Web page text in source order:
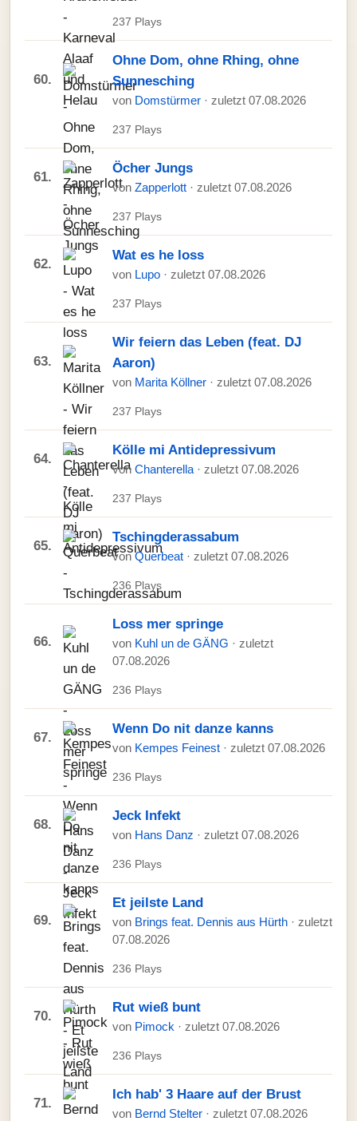
237 Plays
60.
Ohne Dom, ohne Rhing, ohne
Sunnesching
von Domstürmer · zuletzt 07.08.2026
237 Plays
61.
Öcher Jungs
von Zapperlott · zuletzt 07.08.2026
237 Plays
62.
Wat es he loss
von Lupo · zuletzt 07.08.2026
237 Plays
63.
Wir feiern das Leben (feat. DJ
Aaron)
von Marita Köllner · zuletzt 07.08.2026
237 Plays
64.
Kölle mi Antidepressivum
von Chanterella · zuletzt 07.08.2026
237 Plays
65.
Tschingderassabum
vonQuerbeat · zuletzt 07.08.2026
236 Plays
66.
Loss mer springe
von Kuhl un de GÄNG · zuletzt
07.08.2026
236 Plays
67.
Wenn Do nit danze kanns
von Kempes Feinest · zuletzt 07.08.2026
236 Plays
68.
Jeck Infekt
von Hans Danz · zuletzt 07.08.2026
236 Plays
69.
Et jeilste Land
von Brings feat. Dennis aus Hürth · zuletzt
07.08.2026
236 Plays
70.
Rut wieß bunt
von Pimock · zuletzt 07.08.2026
236 Plays
71.
Ich hab' 3 Haare auf der Brust
von Bernd Stelter · zuletzt 07.08.2026